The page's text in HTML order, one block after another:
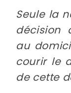
Seule la
décision
au
courir le
de cette